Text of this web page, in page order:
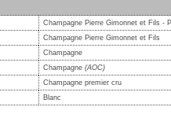
Champagne Pierre Gimonnet et Fils -
Champagne Pierre Gimonnet et Fils
Champagne
Champagne (AOC)
Champagne premier cru
Blanc